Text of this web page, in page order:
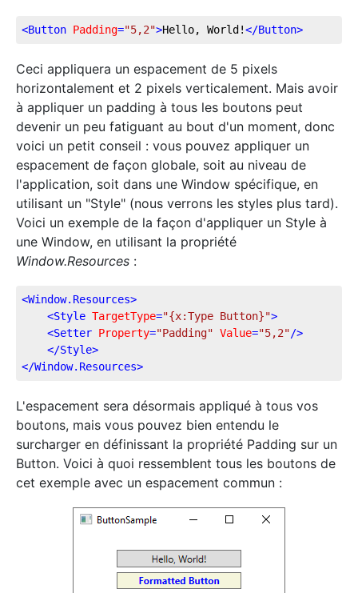
<Button Padding="5,2">Hello, World!</Button>
Ceci appliquera un espacement de 5 pixels
horizontalement et 2 pixels verticalement. Mais avoir
à appliquer un padding à tous les boutons peut
devenir un peu fatiguant au bout d'un moment, donc
voici un petit conseil : vous pouvez appliquer un
espacement de façon globale, soit au niveau de
l'application, soit dans une Window spécifique, en
utilisant un "Style" (nous verrons les styles plus tard).
Voici un exemple de la façon d'appliquer un Style à
une Window, en utilisant la propriété
Window.Resources :
<Window.Resources>
<Style TargetType="{x:Type Button}">
<Setter Property="Padding" Value="5,2"/>
</Style>
</Window.Resources>
L'espacement sera désormais appliqué à tous vos
boutons, mais vous pouvez bien entendu le
surcharger en définissant la propriété Padding sur un
Button. Voici à quoi ressemblent tous les boutons de
cet exemple avec un espacement commun :